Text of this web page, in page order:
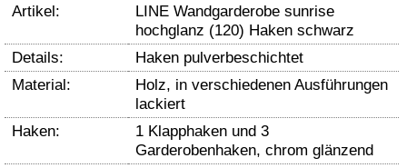
Artikel:
LINE Wandgarderobe sunrise
hochglanz (120) Haken schwarz
Details:
Haken pulverbeschichtet
Material:
Holz, in verschiedenen Ausführungen
lackiert
Haken:
1 Klapphaken und 3
Garderobenhaken, chrom glänzend